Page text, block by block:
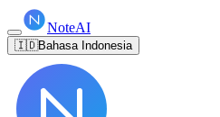
NoteAI
🇮🇩Bahasa Indonesia